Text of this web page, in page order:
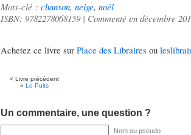
Mots-clé : chanson, neige, noël
ISBN: 9782278068159 | Commenté en décembre
Achetez ce livre sur Place des Libraires ou
< Livre précédent
« Le Puits
Un commentaire, une question ?
Nom ou pseudo